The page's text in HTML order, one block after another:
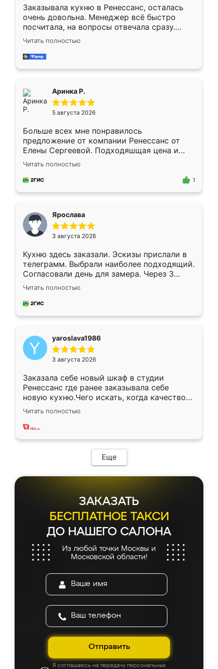
Заказывала кухню в Ренессанс, осталась
очень довольна. Менеджер всё быстро
посчитала, на вопросы отвечала сразу.
Замерщик приехал в субботу, подошёл к
делу со всей ответственностью. Собрали
за день, ребята работали аккуратно, даже
Читать полностью
Аринка Р.
5 августа 2026
Больше всех мне понравилось
предложение от компании Ренессанс от
Елены Сергеевой. Подходяшщая цена и
короткие сроки изготовления. Приехавший
для замера сотрудник Владислав
предложил по моему эскизу самый
Читать полностью
1
Ярослава
3 августа 2026
Кухню здесь заказали. Эскизы прислали в
телеграмм. Выбрали наиболее подходящий.
Согласовали день для замера. Через 3
недели кухня была уже готова. Остались
довольны работой. Спасибо Ренессанс
мебель за качественную работу!
Читать полностью
yaroslava1986
3 августа 2026
Заказала себе новый шкаф в студии
Ренессанс где ранее заказывала себе
новую кухню.Чего искать, когда качеством
вполне довольна. Служит кухня уже почти
два года, нареканий нет.
Читать полностью
Еще
ЗАКАЗАТЬ
БЕСПЛАТНОЕ ТАКСИ
ДО НАШЕГО САЛОНА
Из любой точки Москвы и
Московской области!
Отправить
Я соглашаюсь на передачу персональных